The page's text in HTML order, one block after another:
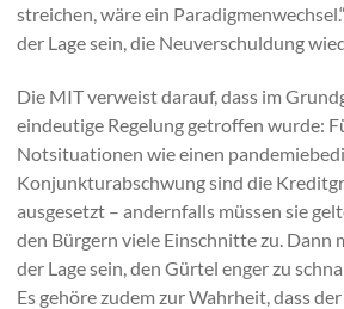
streichen, wäre ein
der Lage sein, die Neuverschuldung
Die MIT verweist darauf, dass im
eindeutige Regelung getroffen wurde:
Notsituationen wie einen
Konjunkturabschwung sind die
ausgesetzt – andernfalls müssen sie
den Bürgern viele Einschnitte zu. Dann
der Lage sein, den Gürtel enger zu
Es gehöre zudem zur Wahrheit, dass